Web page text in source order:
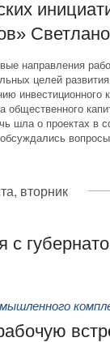
направления
целей
инвестиционного
общественного
шла о проектах в
вторник
с